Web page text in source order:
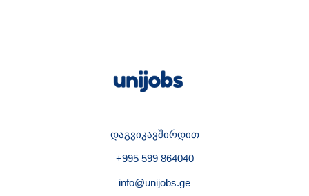
დაგვიკავშირდით
+995 599 864040
info@unijobs.ge